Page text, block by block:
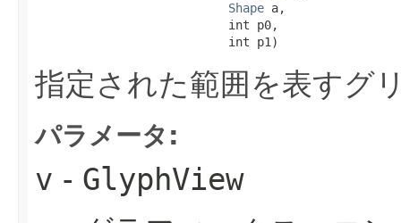
Shape a,
                           int p0,
                           int p1)
指定された範囲を表すグ
パラメータ:
v - GlyphView